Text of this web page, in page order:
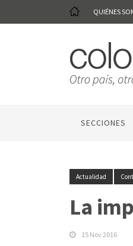
QUIÉNES
SECCIONES
Actualidad
La
15 Nov 2016